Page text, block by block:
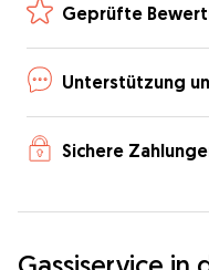
Geprüfte
Unterstützung
Sichere